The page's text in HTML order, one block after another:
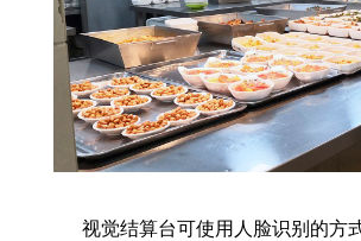
视觉结算台可使用人脸识别的方